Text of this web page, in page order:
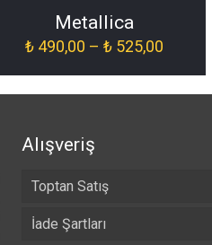
Metallica
₺ 490,00 –₺ 525,00
Alışveriş
Toptan Satış
İade Şartları